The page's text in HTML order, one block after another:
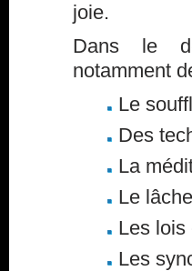
joie.
Dans le
notamment
Le
Des
La
Le
Les lois
Les